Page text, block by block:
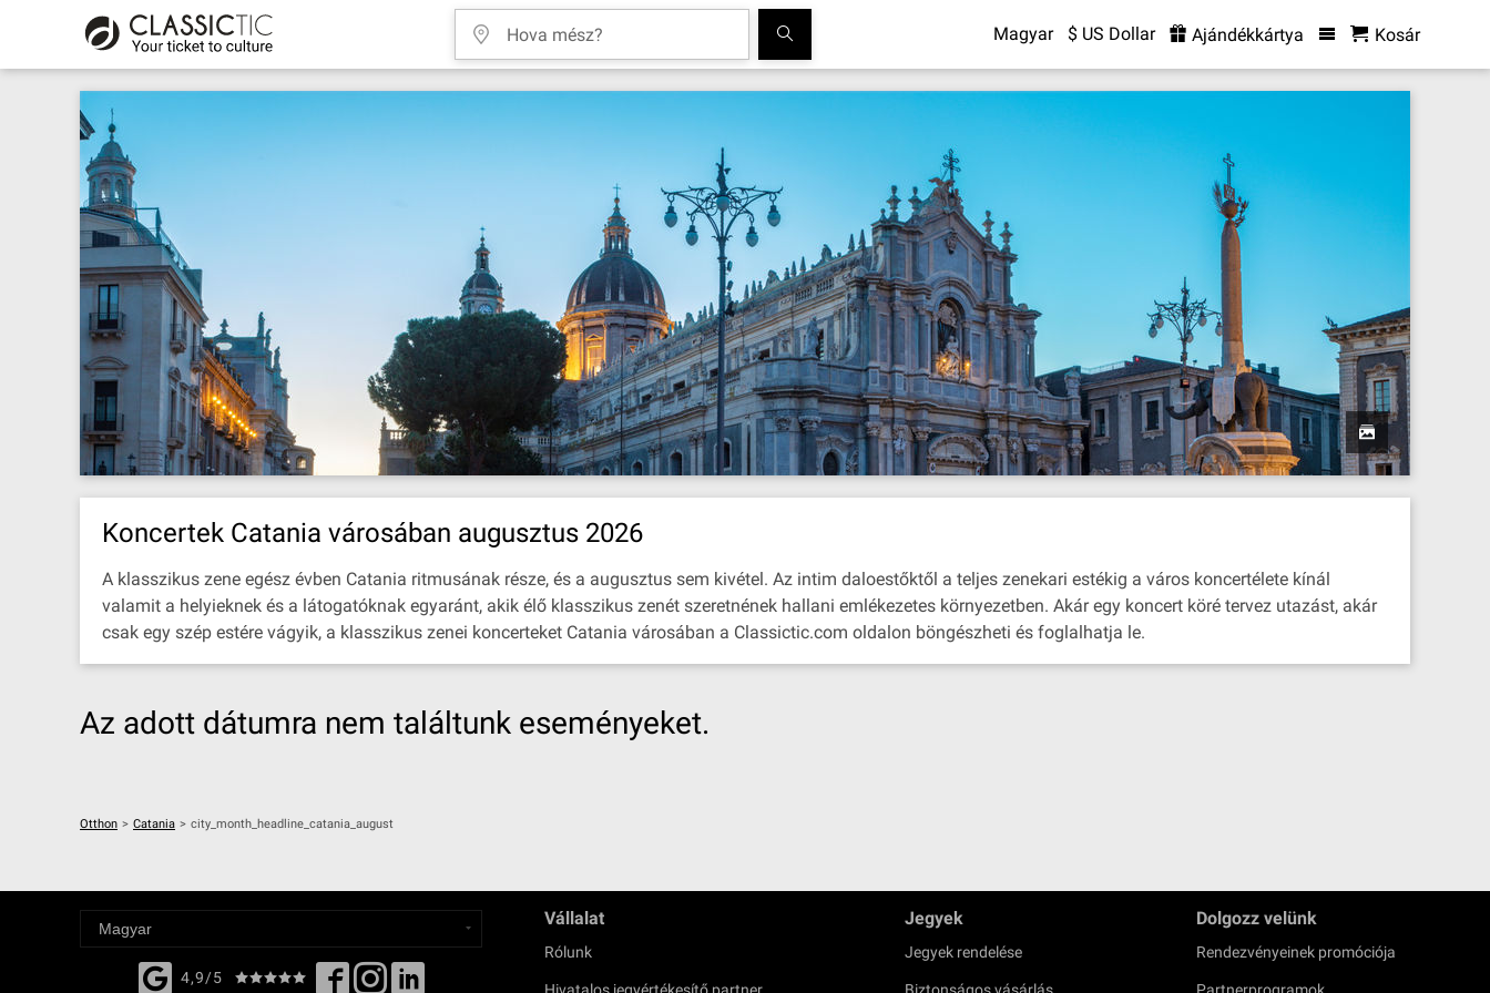
Magyar $ US Dollar Ajándékkártya Kosár
Koncertek Catania városában augusztus 2026
A klasszikus zene egész évben Catania ritmusának része, és a augusztus sem kivétel. Az intim daloestőktől a teljes zenekari estékig a város koncertélete kínál
valamit a helyieknek és a látogatóknak egyaránt, akik élő klasszikus zenét szeretnének hallani emlékezetes környezetben. Akár egy koncert köré tervez utazást, akár
csak egy szép estére vágyik, a klasszikus zenei koncerteket Catania városában a Classictic.com oldalon böngészheti és foglalhatja le.
Az adott dátumra nem találtunk eseményeket.
Otthon > Catania > city_month_headline_catania_august
4,9/5
Vállalat
Rólunk
Hivatalos jegyértékesítő partner
Jegyek
Jegyek rendelése
Biztonságos vásárlás
Dolgozz velünk
Rendezvényeinek promóciója
Partnerprogramok